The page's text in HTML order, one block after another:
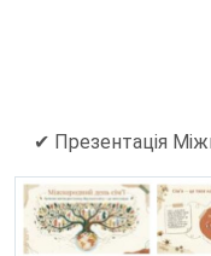
✔ Презентація